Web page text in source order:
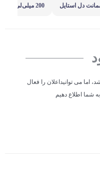
200 میلی‌لی
اما می توانیداعلان را فعال
شما اطلاع دهیم